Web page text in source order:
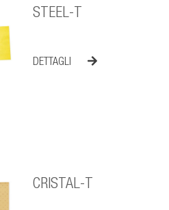
STEEL-T
DETTAGLI
CRISTAL-T